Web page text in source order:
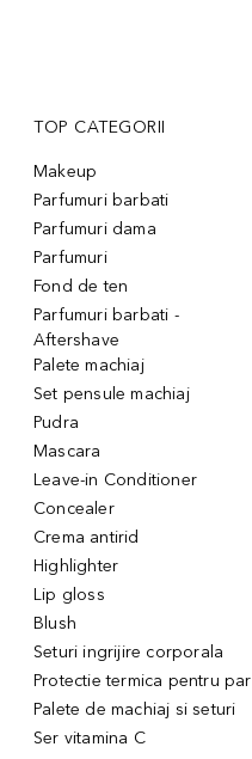
TOP CATEGORII
Makeup
Parfumuri barbati
Parfumuri dama
Parfumuri
Fond de ten
Parfumuri barbati -
Aftershave
Palete machiaj
Set pensule machiaj
Pudra
Mascara
Leave-in Conditioner
Concealer
Crema antirid
Highlighter
Lip gloss
Blush
Seturi ingrijire corporala
Protectie termica pentru par
Palete de machiaj si seturi
Ser vitamina C